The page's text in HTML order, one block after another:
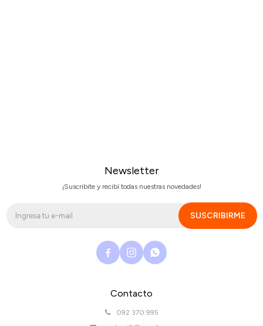
Contacto
092 370 995
Newsletter
¡Suscribite y recibí todas nuestras novedades!
SUSCRIBIRME
  